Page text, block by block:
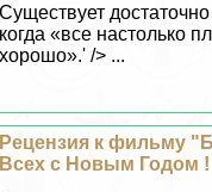
Существует
когда «все настолько
хорошо».' /> ...
Рецензия к фильму
Всех с Новым Годом